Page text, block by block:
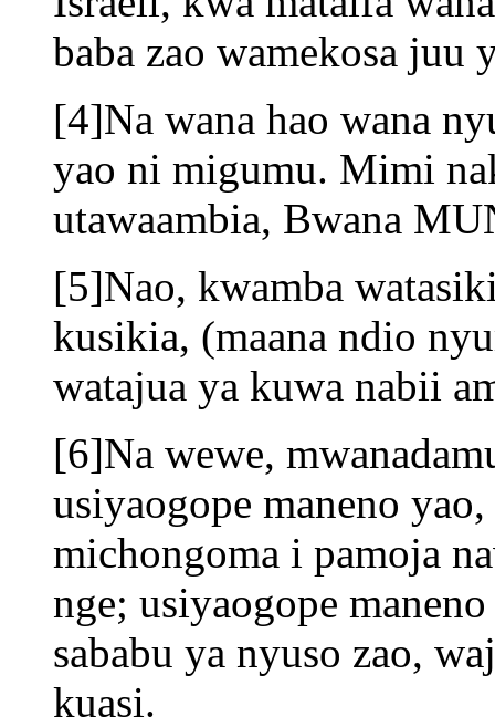
baba zao wamekosa
[4]Na wana hao wana
yao ni migumu. Mimi
utawaambia, Bwana
[5]Nao, kwamba
kusikia, (maana ndio
watajua ya kuwa nabii
[6]Na wewe,
usiyaogope maneno
michongoma i pamoja
nge; usiyaogope
sababu ya nyuso zao,
kuasi.